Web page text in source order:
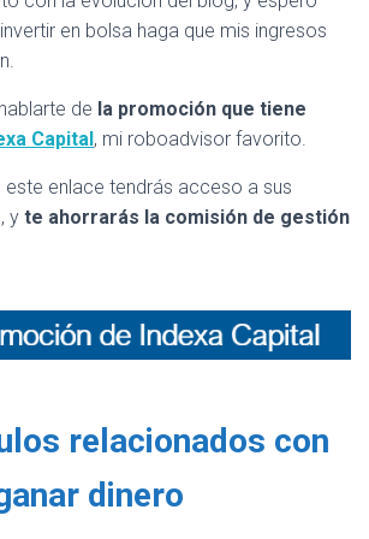
en bolsa haga que mis ingresos
de la promoción que tiene
Capital, mi roboadvisor favorito.
este enlace tendrás acceso a sus
y te ahorrarás la comisión de gestión
relacionados con
dinero